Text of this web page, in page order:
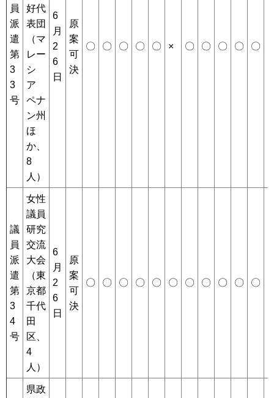
員
派
遣
第
3
3
号
好代
表団
（マ
レー
シ
ア
ペナ
ン州
ほ
か、
8
人）
6
月
2
6
日
原
案
可
決
〇 〇 〇 〇 〇 × 〇 〇 〇 〇 〇
議
員
派
遣
第
3
4
号
女性
議員
研究
交流
大会
（東
京都
千代
田
区、
4
人）
6
月
2
6
日
原
案
可
決
〇 〇 〇 〇 〇 〇 〇 〇 〇 〇 〇
県政